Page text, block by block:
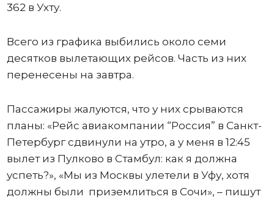
362 в Ухту.
Всего из графика выбились около семи
десятков вылетающих рейсов. Часть из них
перенесены на завтра.
Пассажиры жалуются, что у них срываются
планы: «Рейс авиакомпании “Россия” в Санкт-
Петербург сдвинули на утро, а у меня в 12:45
вылет из Пулково в Стамбул: как я должна
успеть?», «Мы из Москвы улетели в Уфу, хотя
должны были приземлиться в Сочи», – пишут